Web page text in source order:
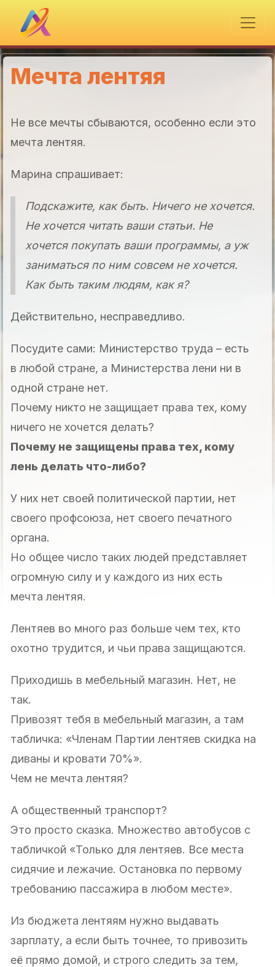
Мечта лентяя
Не все мечты сбываются, особенно если это
мечта лентяя.
Марина спрашивает:
Подскажите, как быть. Ничего не хочется.
Не хочется читать ваши статьи. Не
хочется покупать ваши программы, а уж
заниматься по ним совсем не хочется.
Как быть таким людям, как я?
Действительно, несправедливо.
Посудите сами: Министерство труда – есть
в любой стране, а Министерства лени ни в
одной стране нет.
Почему никто не защищает права тех, кому
ничего не хочется делать?
Почему не защищены права тех, кому
лень делать что-либо?
У них нет своей политической партии, нет
своего профсоюза, нет своего печатного
органа.
Но общее число таких людей представляет
огромную силу и у каждого из них есть
мечта лентяя.
Лентяев во много раз больше чем тех, кто
охотно трудится, и чьи права защищаются.
Приходишь в мебельный магазин. Нет, не
так.
Привозят тебя в мебельный магазин, а там
табличка: «Членам Партии лентяев скидка на
диваны и кровати 70%».
Чем не мечта лентяя?
А общественный транспорт?
Это просто сказка. Множество автобусов с
табличкой «Только для лентяев. Все места
сидячие и лежачие. Остановка по первому
требованию пассажира в любом месте».
Из бюджета лентяям нужно выдавать
зарплату, а если быть точнее, то привозить
её прямо домой, и строго следить за тем,